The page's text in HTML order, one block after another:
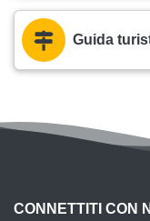
Guida
CONNETTITI CON